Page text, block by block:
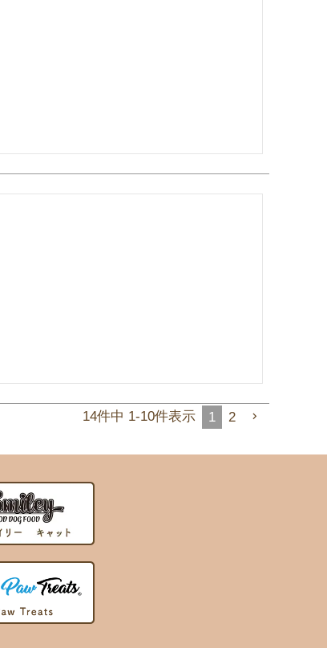
14件中 1-10件表示 1 2